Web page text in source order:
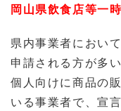
岡山県飲食店等一
県内事業者におい
申請される方が多
個人向けに商品の
いる事業者で、宣